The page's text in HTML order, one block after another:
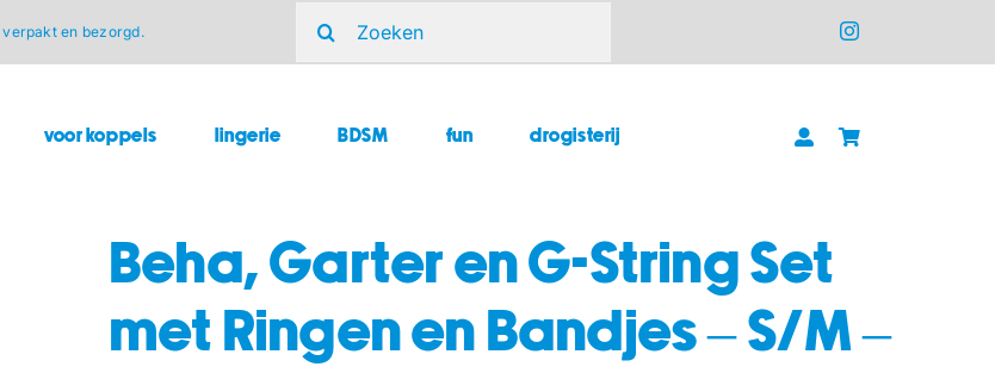
verpakt en bezorgd.
naar:
voor koppels lingerie BDSM fun drogisterij
Beha, Garter en G-String Set
met Ringen en Bandjes – S/M –